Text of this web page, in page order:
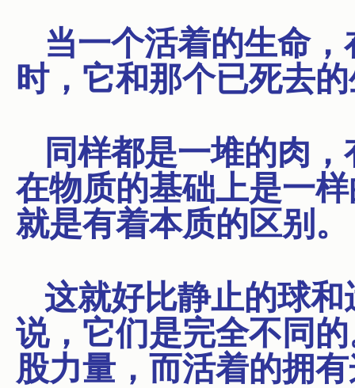
当一个活着的生命
时，它和那个已死去
同样都是一堆的肉
在物质的基础上是一
就是有着本质的区别。
这就好比静止的球
说，它们是完全不同
股力量，而活着的拥